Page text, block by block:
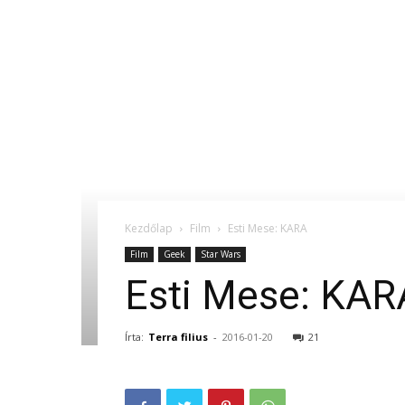
Kezdőlap Film Esti Mese: KARA
Film Geek Star Wars
Esti Mese:
Írta: Terra filius - 2016-01-20 21